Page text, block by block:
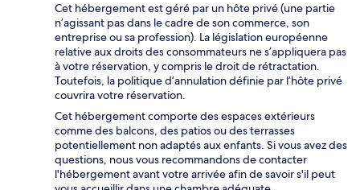
Cet hébergement est géré par un hôte privé (une partie
n’agissant pas dans le cadre de son commerce, son
entreprise ou sa profession). La législation européenne
relative aux droits des consommateurs ne s’appliquera pas
à votre réservation, y compris le droit de rétractation.
Toutefois, la politique d’annulation définie par l’hôte privé
couvrira votre réservation.
Cet hébergement comporte des espaces extérieurs
comme des balcons, des patios ou des terrasses
potentiellement non adaptés aux enfants. Si vous avez des
questions, nous vous recommandons de contacter
l'hébergement avant votre arrivée afin de savoir s'il peut